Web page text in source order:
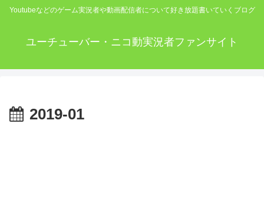
Youtubeなどのゲーム実況者や動画配信者について好き放題書いていくブログ
ユーチューバー・ニコ動実況者ファンサイト
2019-01